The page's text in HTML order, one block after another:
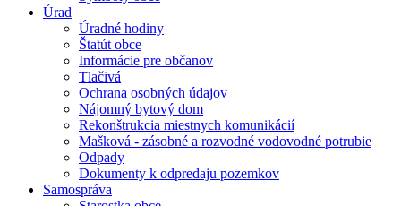
Úrad
Úradné hodiny
Štatút obce
Informácie pre občanov
Tlačivá
Ochrana osobných údajov
Nájomný bytový dom
Rekonštrukcia miestnych komunikácií
Mašková - zásobné a rozvodné vodovodné potrubie
Odpady
Dokumenty k odpredaju pozemkov
Samospráva